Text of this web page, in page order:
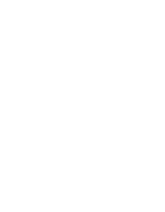
Kunden Folgendes als vereinbart:
gegenüber dem Anbieter unverzüglich,
nach Lieferung der Ware
Mängel sind ebenfalls
von 14 Kalendertagen nach deren
Erfolgt die Mängelanzeige
des Kunden bezogen
Mangel ausgeschlossen. Das gilt
den Mangel arglistig verschwiegen
übernommen hat.
– außer im Fall von
innerhalb eines Jahres nach Ablieferung